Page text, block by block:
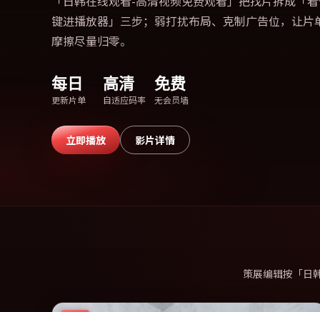
键进播放器」三步；弱打扰布局、克制广告位，让
摩擦尽量归零。
每日
更新片单
高清
自适应码率
免费
无会员墙
立即播放 影片详情
策展编辑按「日